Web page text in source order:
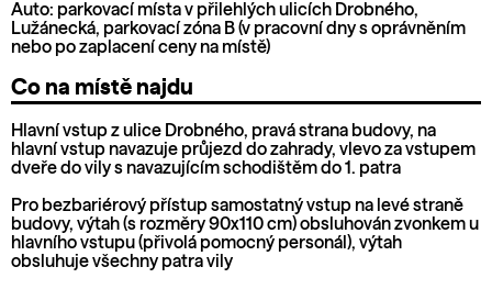
Auto: parkovací místa v přilehlých ulicích Drobného,
Lužánecká, parkovací zóna B (v pracovní dny s oprávněním
nebo po zaplacení ceny na místě)
Co na místě najdu
Hlavní vstup z ulice Drobného, pravá strana budovy, na
hlavní vstup navazuje průjezd do zahrady, vlevo za vstupem
dveře do vily s navazujícím schodištěm do 1. patra
Pro bezbariérový přístup samostatný vstup na levé straně
budovy, výtah (s rozměry 90x110 cm) obsluhován zvonkem u
hlavního vstupu (přivolá pomocný personál), výtah
obsluhuje všechny patra vily